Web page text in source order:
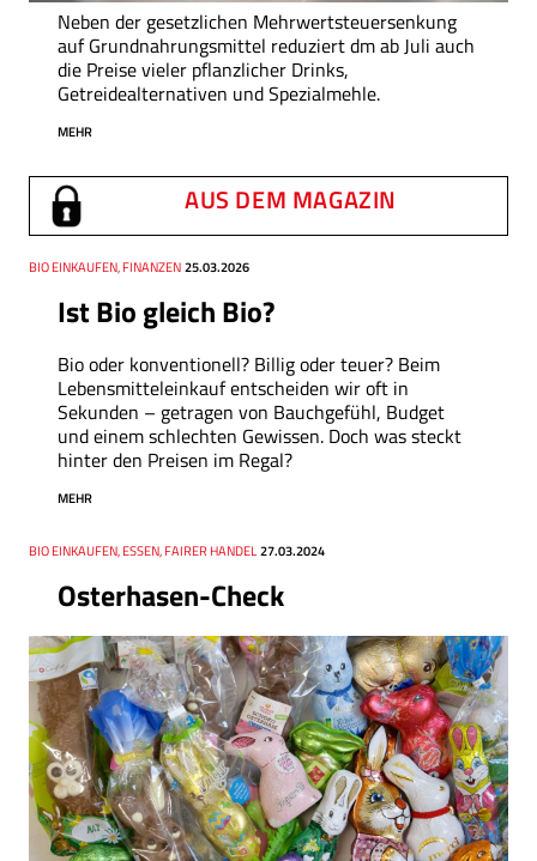
Neben der gesetzlichen Mehrwertsteuersenkung
auf Grundnahrungsmittel reduziert dm ab Juli auch
die Preise vieler pflanzlicher Drinks,
Getreidealternativen und Spezialmehle.
MEHR
AUS DEM MAGAZIN
Ist Bio gleich Bio?
Thema
BIO EINKAUFEN, FINANZEN
Datum 25.03.2026
Bio oder konventionell? Billig oder teuer? Beim
Lebensmitteleinkauf entscheiden wir oft in
Sekunden – getragen von Bauchgefühl, Budget
und einem schlechten Gewissen. Doch was steckt
hinter den Preisen im Regal?
MEHR
Osterhasen-Check
Thema
BIO EINKAUFEN, ESSEN, FAIRER HANDEL
Datum 27.03.2024